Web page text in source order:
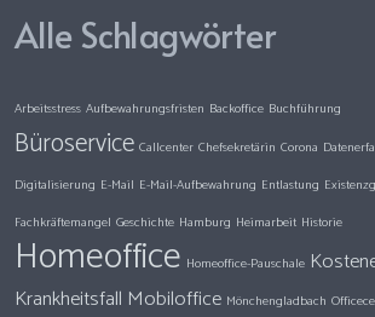
Alle Schlagwörter
Arbeitsstress Aufbewahrungsfristen Backoffice Buchführung
Büroservice Callcenter Chefsekretärin Corona
Digitalisierung E-Mail E-Mail-Aufbewahrung Entlastung
Fachkräftemangel Geschichte Hamburg Heimarbeit Historie
Homeoffice Homeoffice-Pauschale
Krankheitsfall Mobiloffice Mönchengladbach